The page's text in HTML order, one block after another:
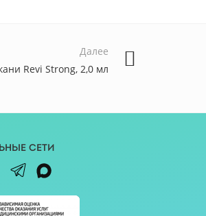
Далее
Revi Strong, 2,0 мл
сети